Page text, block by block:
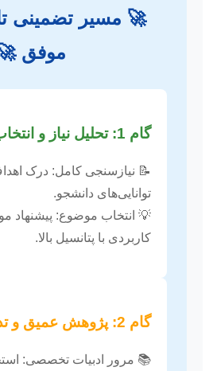
🚀 مسیر تضمینی تا
موفق
گام 1: تحلیل نیاز و انتخاب دقیق
📝 نیازسنجی کامل: درک
توانایی‌های دانشجو.
💡 انتخاب موضوع: پیشنهاد
کاربردی با پتانسیل بالا.
گام 2: پژوهش عمیق و تدوین ساختار
📚 مرور ادبیات تخصصی: